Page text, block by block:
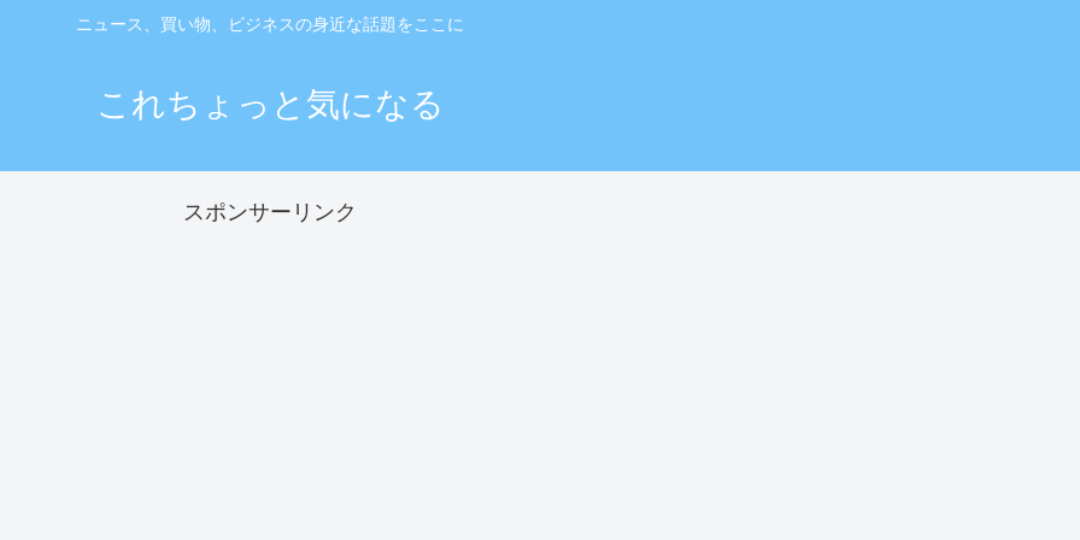
ニュース、買い物、ビジネスの身近な話題をここに
これちょっと気になる
スポンサーリンク